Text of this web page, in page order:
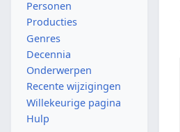
Personen
Producties
Genres
Decennia
Onderwerpen
Recente wijzigingen
Willekeurige pagina
Hulp